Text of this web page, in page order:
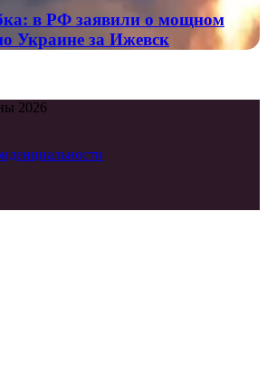
в РФ заявили о мощном
Украине за Ижевск
2026